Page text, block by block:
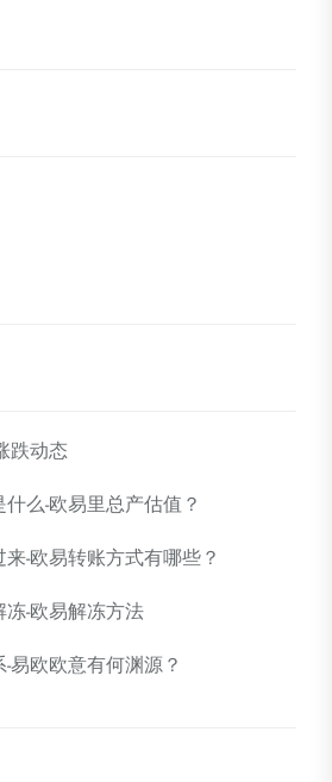
跌动态
么-欧易里总产估值？
-欧易转账方式有哪些？
-欧易解冻方法
易欧欧意有何渊源？